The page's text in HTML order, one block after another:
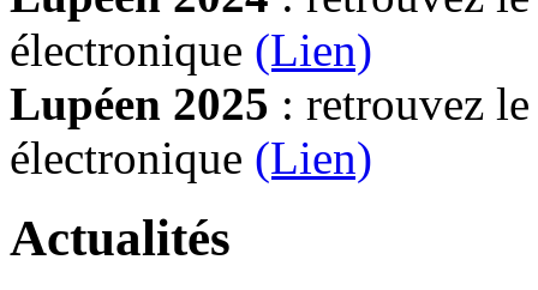
électronique (Lien)
Lupéen 2025 : retrouvez
électronique (Lien)
Actualités